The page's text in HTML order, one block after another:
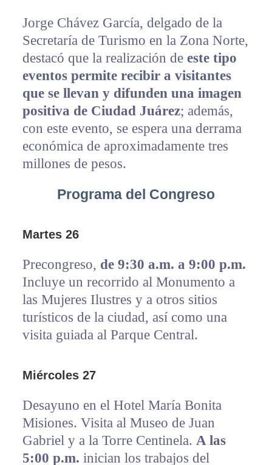
Jorge Chávez García, delgado de la
Secretaría de Turismo en la Zona Norte,
destacó que la realización de este tipo
eventos permite recibir a visitantes
que se llevan y difunden una imagen
positiva de Ciudad Juárez; además,
con este evento, se espera una derrama
económica de aproximadamente tres
millones de pesos.
Programa del Congreso
Martes 26
Precongreso, de 9:30 a.m. a 9:00 p.m.
Incluye un recorrido al Monumento a
las Mujeres Ilustres y a otros sitios
turísticos de la ciudad, así como una
visita guiada al Parque Central.
Miércoles 27
Desayuno en el Hotel María Bonita
Misiones. Visita al Museo de Juan
Gabriel y a la Torre Centinela. A las
5:00 p.m. inician los trabajos del